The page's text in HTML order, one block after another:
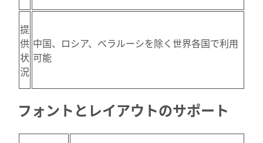
提
供
状
況
中国、ロシア、ベラルーシを除く世界各国で利用
可能
フォントとレイアウトのサポート